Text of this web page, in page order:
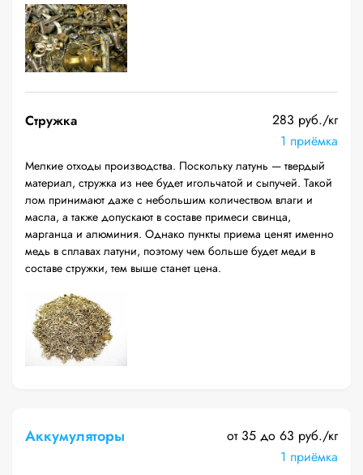
Стружка
283 руб./кг
1 приёмка
Мелкие отходы производства. Поскольку латунь — твердый
материал, стружка из нее будет игольчатой и сыпучей. Такой
лом принимают даже с небольшим количеством влаги и
масла, а также допускают в составе примеси свинца,
марганца и алюминия. Однако пункты приема ценят именно
медь в сплавах латуни, поэтому чем больше будет меди в
составе стружки, тем выше станет цена.
Аккумуляторы
от 35 до 63 руб./кг
1 приёмка